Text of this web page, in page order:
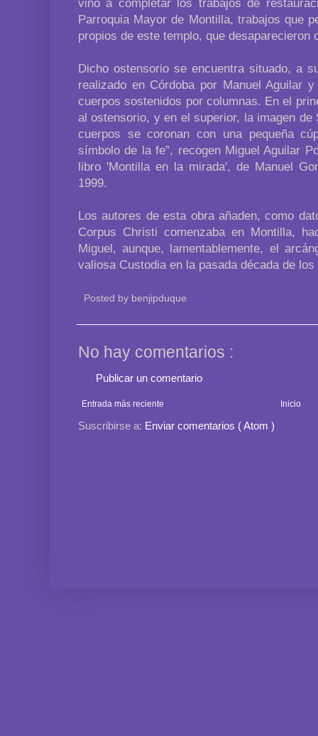
vino a completar los trabajos de
Parroquia Mayor de Montilla, trabajos que
propios de este templo, que desaparecieron
Dicho ostensorio se encuentra situado, a
realizado en Córdoba por Manuel Aguilar
cuerpos sostenidos por columnas. En el
al ostensorio, y en el superior, la imagen
cuerpos se coronan con una pequeña
símbolo de la fe”, recogen Miguel Aguilar
libro 'Montilla en la mirada', de Manuel
1999.
Los autores de esta obra añaden, como
Corpus Christi comenzaba en Montilla,
Miguel, aunque, lamentablemente, el
valiosa Custodia en la pasada década de
Posted by benjipduque
No hay comentarios :
Publicar un comentario
Entrada más reciente Inicio
Suscribirse a: Enviar comentarios ( Atom )